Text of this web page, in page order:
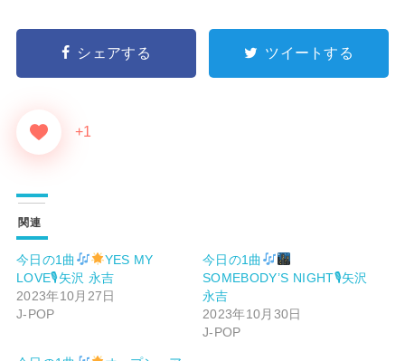
シェアする ツイートする
+1
関連
今日の1曲
YES MY
LOVE🎙矢沢 永吉
2023年10月27日
J-POP
今日の1曲
SOMEBODY’S NIGHT🎙矢沢
永吉
2023年10月30日
J-POP